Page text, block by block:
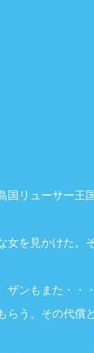
国リューサー王
女を見かけた。
ザンもまた・・
らう。その代償